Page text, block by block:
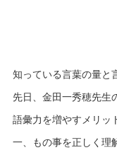
知っている言葉の量と
先日、金田一秀穂先生
語彙力を増やすメリッ
一、もの事を正しく理